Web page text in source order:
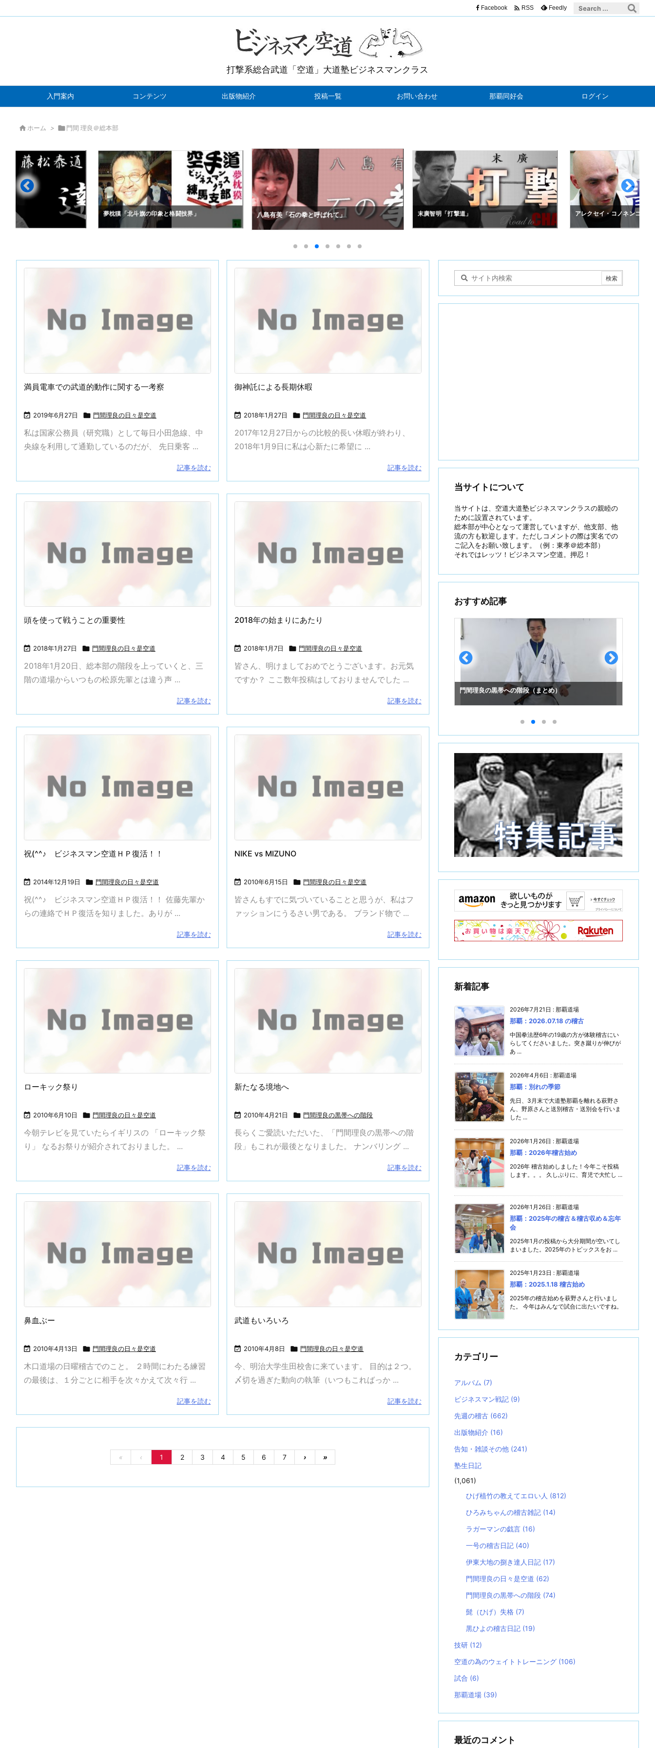
打撃系総合武道「空道」大道塾ビジネスマンクラス
入門案内 コンテンツ 出版物紹介 投稿一覧 お問い合わせ 那覇同好会 ログイン
Facebook  RSS Feedly
 ホーム > 門間 理良＠総本部
夢枕獏「北斗旗の印象と格闘技界」 八島有美「石の拳と呼ばれて」 末廣智明「打撃道」 アレクセイ・コノネンコ「
満員電車での武道的動作に関する一考察
 2019年6月27日  門間理良の日々是空道
私は国家公務員（研究職）として毎日小田急線、中
央線を利用して通勤しているのだが、 先日乗客 ...
記事を読む
御神託による長期休暇
 2018年1月27日  門間理良の日々是空道
2017年12月27日からの比較的長い休暇が終わり、
2018年1月9日に私は心新たに希望に ...
記事を読む
頭を使って戦うことの重要性
 2018年1月27日  門間理良の日々是空道
2018年1月20日、総本部の階段を上っていくと、三
階の道場からいつもの松原先輩とは違う声 ...
記事を読む
2018年の始まりにあたり
 2018年1月7日  門間理良の日々是空道
皆さん、明けましておめでとうございます。お元気
ですか？ ここ数年投稿はしておりませんでした ...
記事を読む
祝(^^♪ ビジネスマン空道ＨＰ復活！！
 2014年12月19日  門間理良の日々是空道
祝(^^♪ ビジネスマン空道ＨＰ復活！！ 佐藤先輩か
らの連絡でＨＰ復活を知りました。ありが ...
記事を読む
NIKE vs MIZUNO
 2010年6月15日  門間理良の日々是空道
皆さんもすでに気づいていることと思うが、私はフ
ァッションにうるさい男である。 ブランド物で ...
記事を読む
ローキック祭り
 2010年6月10日  門間理良の日々是空道
今朝テレビを見ていたらイギリスの 「ローキック祭
り」 なるお祭りが紹介されておりました。 ...
記事を読む
新たなる境地へ
 2010年4月21日  門間理良の黒帯への階段
長らくご愛読いただいた、「門間理良の黒帯への階
段」もこれが最後となりました。 ナンバリング ...
記事を読む
鼻血ぶー
 2010年4月13日  門間理良の日々是空道
木口道場の日曜稽古でのこと。 ２時間にわたる練習
の最後は、１分ごとに相手を次々かえて次々行 ...
記事を読む
武道もいろいろ
 2010年4月8日  門間理良の日々是空道
今、明治大学生田校舎に来ています。 目的は２つ。
〆切を過ぎた動向の執筆（いつもこればっか ...
記事を読む
« ‹ 1 2 3 4 5 6 7 › »
当サイトについて
当サイトは、空道大道塾ビジネスマンクラスの親睦の
ために設置されています。
総本部が中心となって運営していますが、他支部、他
流の方も歓迎します。ただしコメントの際は実名での
ご記入をお願い致します。（例：東孝＠総本部）
それではレッツ！ビジネスマン空道。押忍！
おすすめ記事
門間理良の黒帯への階段（まとめ）
新着記事
2026年7月21日 : 那覇道場
那覇：2026.07.18 の稽古
中国拳法歴6年の19歳の方が体験稽古にい
らしてくださいました。突き蹴りが伸びが
あ ...
2026年4月6日 : 那覇道場
那覇：別れの季節
先日、3月末で大道塾那覇を離れる萩野さ
ん、野原さんと送別稽古・送別会を行いま
した ...
2026年1月26日 : 那覇道場
那覇：2026年稽古始め
2026年 稽古始めしました！今年こそ投稿
します。。。 久しぶりに、育児で大忙し ...
2026年1月26日 : 那覇道場
那覇：2025年の稽古＆稽古収め＆忘年
会
2025年1月の投稿から大分期間が空いてし
まいました。2025年のトピックスをお ...
2025年1月23日 : 那覇道場
那覇：2025.1.18 稽古始め
2025年の稽古始めを萩野さんと行いまし
た。 今年はみんなで試合に出たいですね。
カテゴリー
アルバム (7)
ビジネスマン戦記 (9)
先週の稽古 (662)
出版物紹介 (16)
告知・雑談その他 (241)
塾生日記
(1,061)
ひげ植竹の教えてエロい人 (812)
ひろみちゃんの稽古雑記 (14)
ラガーマンの戯言 (16)
一号の稽古日記 (40)
伊東大地の捌き達人日記 (17)
門間理良の日々是空道 (62)
門間理良の黒帯への階段 (74)
髭（ひげ）失格 (7)
黒ひよの稽古日記 (19)
技研 (12)
空道の為のウェイトトレーニング (106)
試合 (6)
那覇道場 (39)
最近のコメント